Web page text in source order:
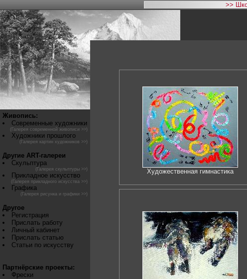
>>
Живопись:
Современные художники
(Галерея современной живописи >>)
Художники прошлого
(Галерея картин художников >>)
Другие ART-галереи
Скульптура
(Галерея скульптуры >>)
Прикладное искусство
(Галерея прикладного искусства >>)
Графика
(Галерея рисунка и графики >>)
Другое
Регистрация
Прислать работу
Личный кабинет
Прислать статью
Статьи по искусству
Партнёрские проекты:
Фрески
Художественная гимнастика